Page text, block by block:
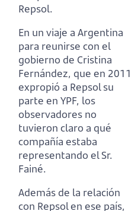
Repsol.
En un viaje a Argentina
para reunirse con el
gobierno de Cristina
Fernández, que en 2011
expropió a Repsol su
parte en YPF, los
observadores no
tuvieron claro a qué
compañía estaba
representando el Sr.
Fainé.
Además de la relación
con Repsol en ese país,